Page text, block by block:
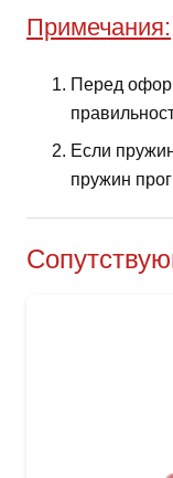
Примечания:
Перед
Если
пружин